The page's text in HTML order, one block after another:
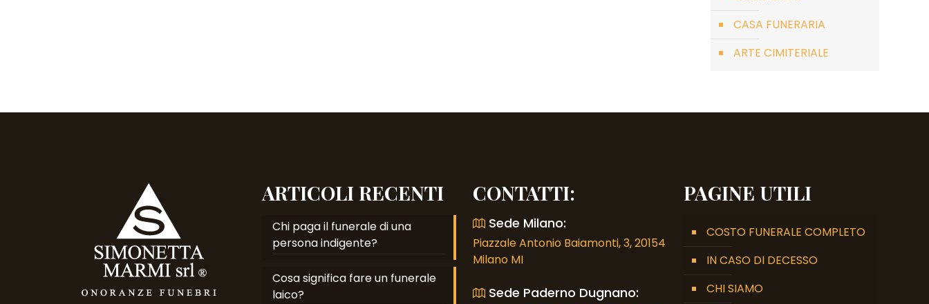
CASA FUNERARIA
ARTE CIMITERIALE
ARTICOLI RECENTI
Chi paga il funerale di una
persona indigente?
Cosa significa fare un funerale
laico?
CONTATTI:
Sede Milano:
Piazzale Antonio Baiamonti, 3, 20154
Milano MI
Sede Paderno Dugnano:
PAGINE UTILI
COSTO FUNERALE COMPLETO
IN CASO DI DECESSO
CHI SIAMO